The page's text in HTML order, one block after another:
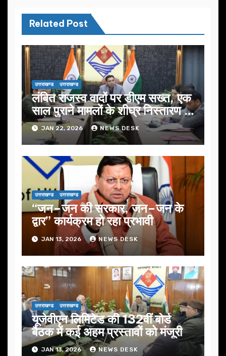
Related Post
उत्तराखण्ड उत्तराखण्ड
लंबित राजस्व वादों पर डीएम सख्त, एक
साल पुराने मामलों के शीघ्र निस्तारण के
आदेश…
JAN 22, 2026 NEWS DESK
उत्तराखण्ड उत्तराखण्ड
“जन–जन की सरकार, जन–जन के
द्वार” कार्यक्रम हो रहा प्रभावी
JAN 13, 2026 NEWS DESK
उत्तराखण्ड उत्तराखण्ड
यूजेवीएन लिमिटेड की 132वीं बोर्ड
बैठक में कई अहम प्रस्तावों को मंजूरी
JAN 13, 2026 NEWS DESK